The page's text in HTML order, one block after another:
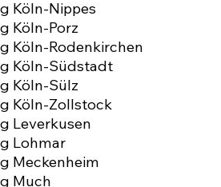
Köln-Nippes
Köln-Porz
Köln-Rodenkirchen
Köln-Südstadt
Köln-Sülz
Köln-Zollstock
Leverkusen
Lohmar
Meckenheim
Much